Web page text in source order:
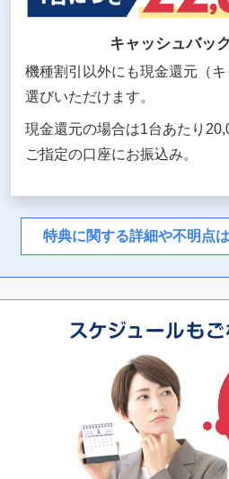
キャッシュバッ
機種割引以外にも現金還元（
選びいただけます。
現金還元の場合は1台あたり
ご指定の口座にお振込み。
特典に関する詳細や不明点は